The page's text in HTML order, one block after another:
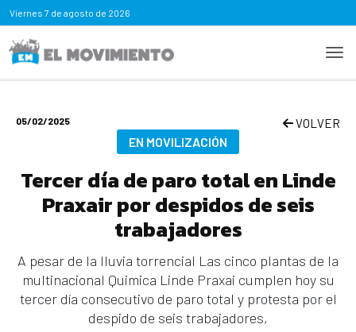
Viernes 7 de agosto de 2026
05/02/2025 VOLVER
EN MOVILIZACIÓN
Tercer día de paro total en Linde
Praxair por despidos de seis
trabajadores
A pesar de la lluvia torrencial Las cinco plantas de la
multinacional Quimica Linde Praxai cumplen hoy su
tercer día consecutivo de paro total y protesta por el
despido de seis trabajadores,